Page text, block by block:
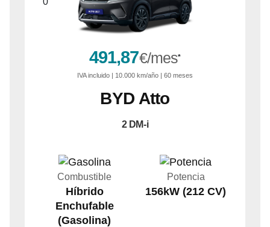
491,87€/mes*
IVA incluido | 10.000 km/año | 60 meses
BYD Atto
2 DM-i
Combustible
Híbrido
Enchufable
(Gasolina)
Potencia
156kW (212 CV)